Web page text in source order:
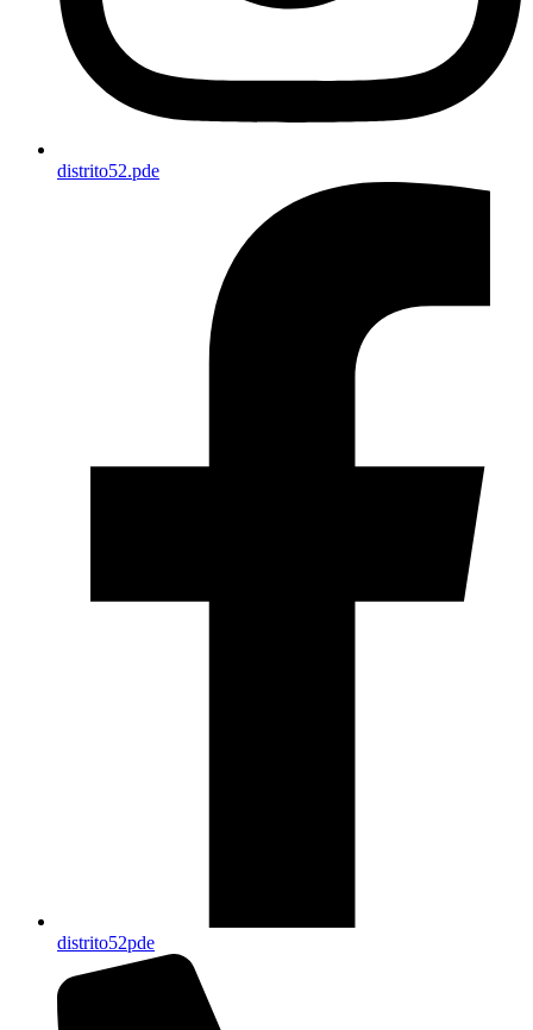
distrito52.pde
distrito52pde